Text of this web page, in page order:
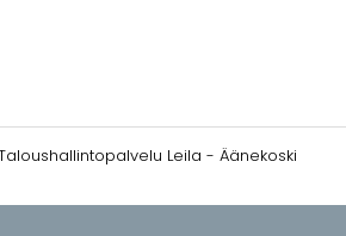
Leila - Äänekoski